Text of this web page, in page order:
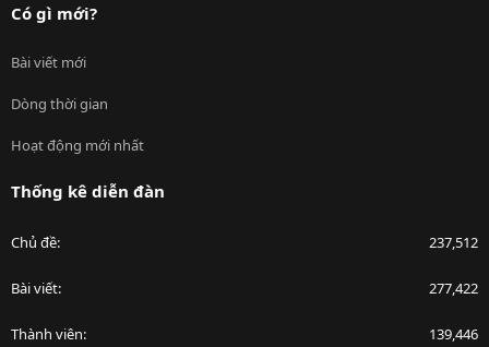
Có gì mới?
Bài viết mới
Dòng thời gian
Hoạt động mới nhất
Thống kê diễn đàn
Chủ đề 237,512
Bài viết 277,422
Thành viên 139,446